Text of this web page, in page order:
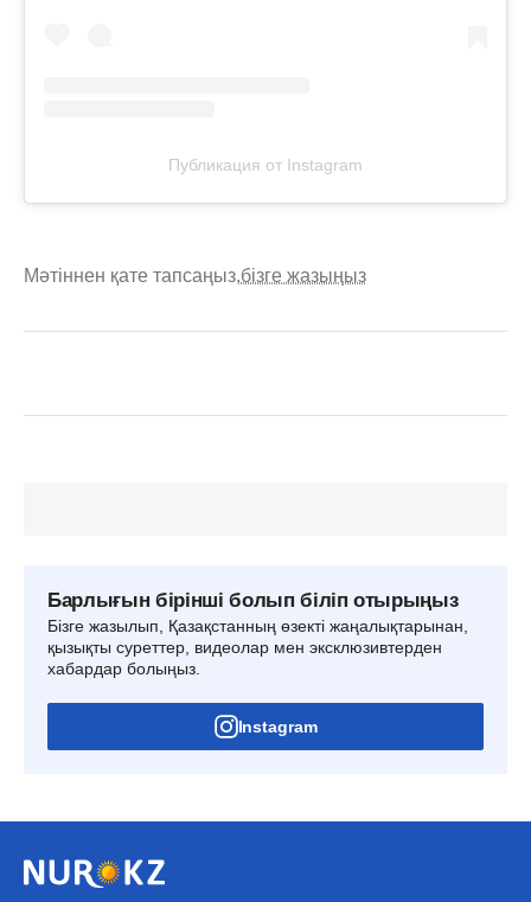
Публикация от Instagram
Мәтіннен қате тапсаңыз,бізге жазыңыз
Барлығын бірінші болып біліп отырыңыз
Бізге жазылып, Қазақстанның өзекті жаңалықтарынан,
қызықты суреттер, видеолар мен эксклюзивтерден
хабардар болыңыз.
Instagram